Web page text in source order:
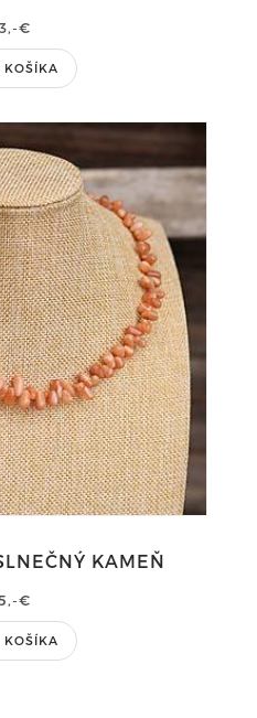
€
KOŠÍKA
KAMEŇ
€
KOŠÍKA